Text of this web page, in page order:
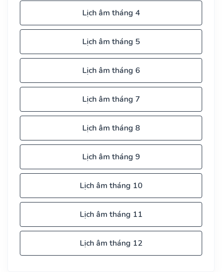
Lịch âm tháng 4
Lịch âm tháng 5
Lịch âm tháng 6
Lịch âm tháng 7
Lịch âm tháng 8
Lịch âm tháng 9
Lịch âm tháng 10
Lịch âm tháng 11
Lịch âm tháng 12